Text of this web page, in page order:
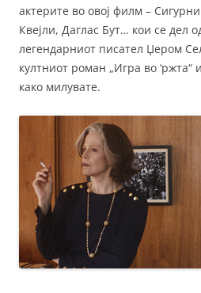
актерите во овој филм –
Квејли, Даглас Бут… кои се дел
легендарниот писател Џером
култниот роман „Игра во ‘ржта“
како милувате.